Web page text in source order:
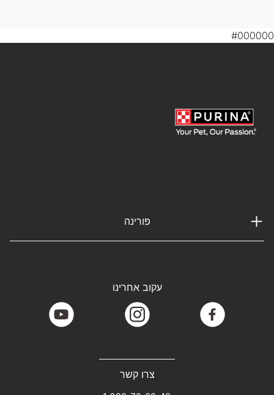
#000000
פורינה
צרו קשר
עקוב אחרינו
facebook
instagram
youtube